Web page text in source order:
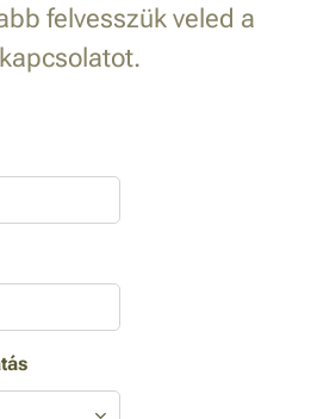
felvesszük veled a
kapcsolatot.